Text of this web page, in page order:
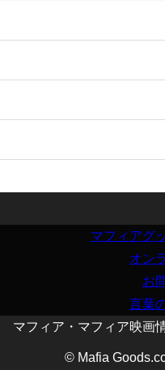
マフィアグ
オン
お
言葉
マフィア・マフィア映画
© Mafia